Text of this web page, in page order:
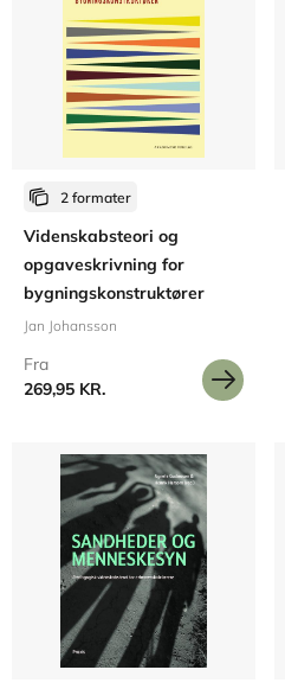
2 formater
Videnskabsteori og
opgaveskrivning for
bygningskonstruktører
Jan Johansson
Fra
269,95 KR.